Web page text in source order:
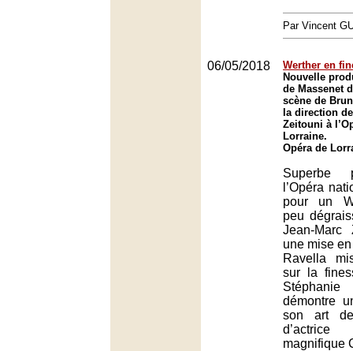
Par Vincent
06/05/2018
Werther en
Nouvelle
de Massenet
scène de
la direction
Zeitouni à
Lorraine.
Opéra de
Superbe
l’Opéra
pour un
peu
Jean-
une mise
Ravella
sur la
démontre
son art
magnifique